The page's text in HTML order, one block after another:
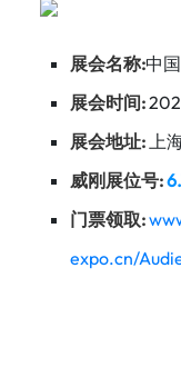
展会名称:中
展会时间:
展会地址:上
威刚展位号:
门票领取:
expo.cn/